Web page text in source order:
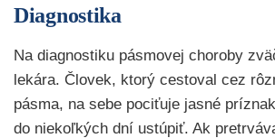
Diagnostika
Na diagnostiku pásmovej choroby
lekára. Človek, ktorý cestoval cez
pásma, na sebe pociťuje jasné
do niekoľkých dní ustúpiť. Ak